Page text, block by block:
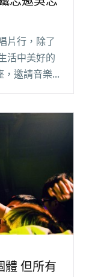
片行，除了
活中美好的
，邀請音樂
吳志寧展開
"搖滾樂可
社運歌曲"
體 但所有